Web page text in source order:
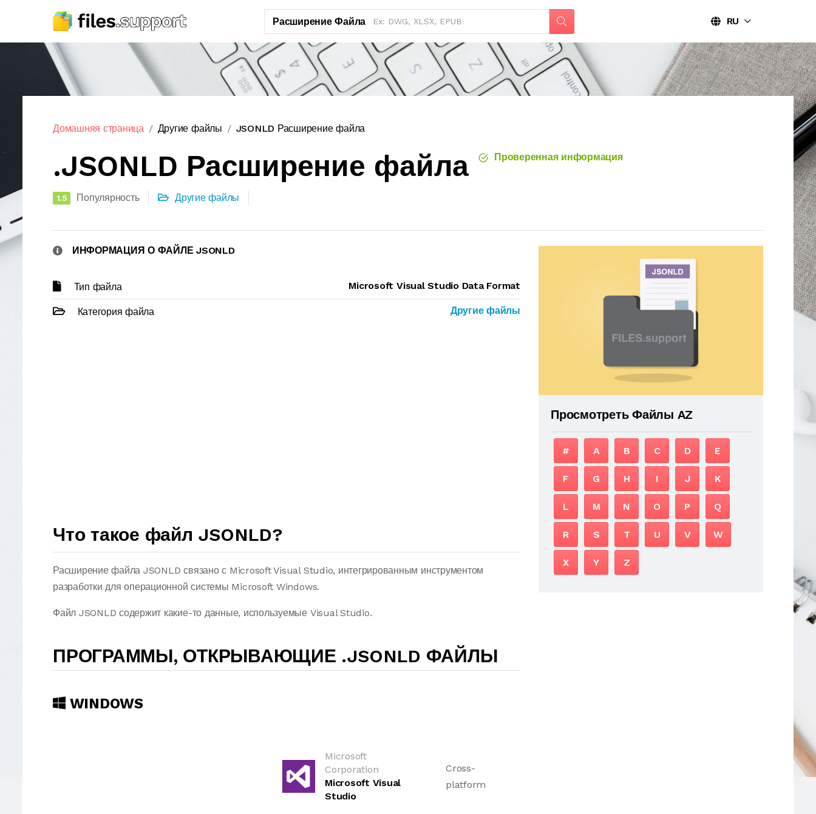
Расширение Файла RU
Домашняя страница Другие файлы JSONLD Расширение файла
.JSONLD Расширение файла Проверенная информация
1.5 Популярность Другие файлы
ИНФОРМАЦИЯ О ФАЙЛЕ JSONLD
Тип файла Microsoft Visual Studio Data Format
Категория файла Другие файлы
Что такое файл JSONLD?
Расширение файла JSONLD связано с Microsoft Visual Studio, интегрированным инструментом
разработки для операционной системы Microsoft Windows.
Файл JSONLD содержит какие-то данные, используемые Visual Studio.
ПРОГРАММЫ, ОТКРЫВАЮЩИЕ .JSONLD ФАЙЛЫ
WINDOWS
Microsoft
Corporation
Microsoft Visual
Studio
Cross-
platform
Просмотреть Файлы AZ
# A B C D E
F G H I J K
L M N O P Q
R S T U V W
X Y Z